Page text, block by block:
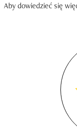
Aby dowiedzieć się